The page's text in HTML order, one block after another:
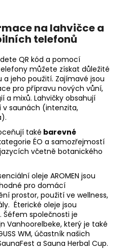
na lahvičce a
telefonů
QR kód a pomocí
můžete získat důležité
jeho použití. Zajímavé jsou
pro přípravu nových vůní,
a mixů. Lahvičky obsahují
saunách (intenzita,
také barevné
ÉO a samozřejmostí
včetně botanického
oleje AROMEN jsou
pro domácí
prostor, použití ve wellness,
Éterické oleje jsou
Šéfem společnosti je
Vanhoorelbeke, který je také
WM, účastník našich
a Sauna Herbal Cup.